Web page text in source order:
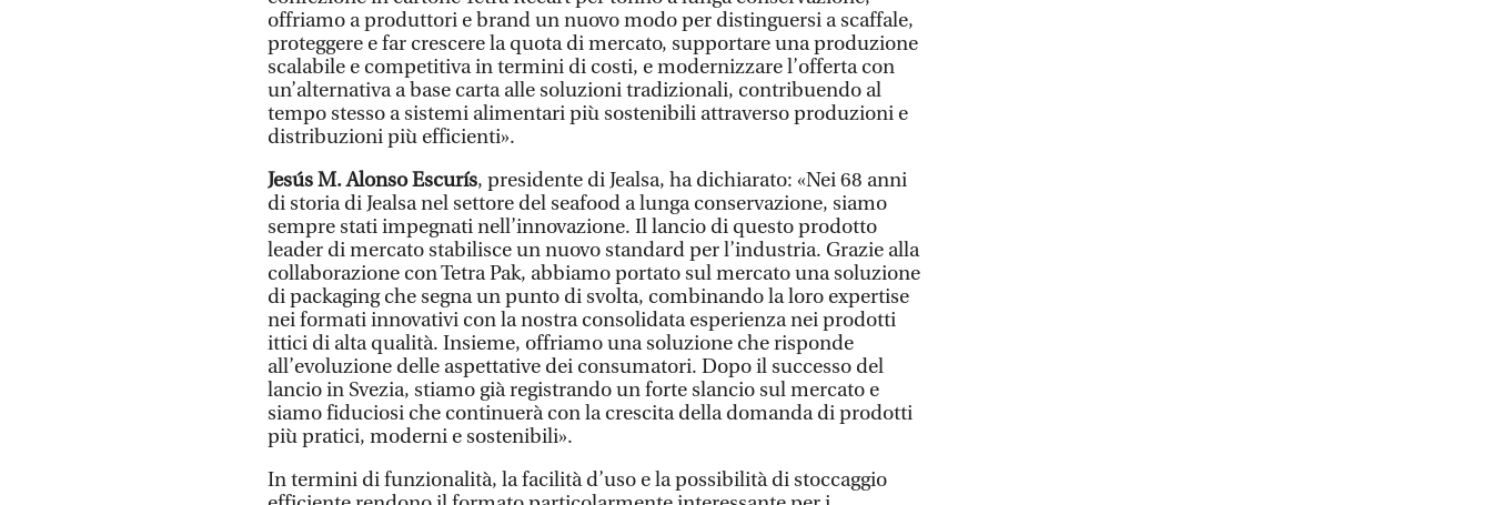
offriamo a produttori e brand un nuovo modo per distinguersi a scaffale,
proteggere e far crescere la quota di mercato, supportare una produzione
scalabile e competitiva in termini di costi, e modernizzare l’offerta con
un’alternativa a base carta alle soluzioni tradizionali, contribuendo al
tempo stesso a sistemi alimentari più sostenibili attraverso produzioni e
distribuzioni più efficienti».
Jesús M. Alonso Escurís, presidente di Jealsa, ha dichiarato: «Nei 68 anni
di storia di Jealsa nel settore del seafood a lunga conservazione, siamo
sempre stati impegnati nell’innovazione. Il lancio di questo prodotto
leader di mercato stabilisce un nuovo standard per l’industria. Grazie alla
collaborazione con Tetra Pak, abbiamo portato sul mercato una soluzione
di packaging che segna un punto di svolta, combinando la loro expertise
nei formati innovativi con la nostra consolidata esperienza nei prodotti
ittici di alta qualità. Insieme, offriamo una soluzione che risponde
all’evoluzione delle aspettative dei consumatori. Dopo il successo del
lancio in Svezia, stiamo già registrando un forte slancio sul mercato e
siamo fiduciosi che continuerà con la crescita della domanda di prodotti
più pratici, moderni e sostenibili».
In termini di funzionalità, la facilità d’uso e la possibilità di stoccaggio